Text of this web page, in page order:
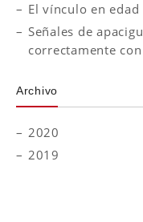
El vínculo en
Señales de
correctamente
Archivo
2020
2019